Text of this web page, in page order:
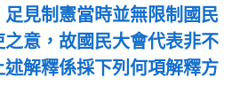
見制憲當時並無限制國民
意，故國民大會代表非不
解釋係採下列何項解釋方